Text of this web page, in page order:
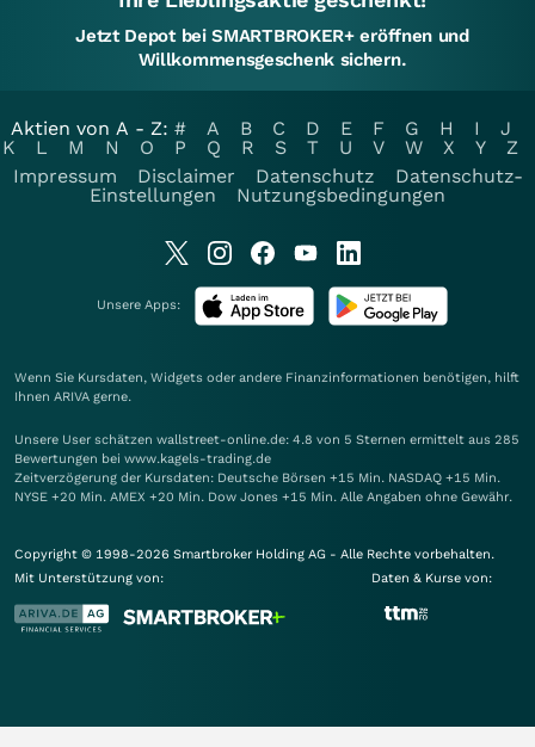
Jetzt Depot bei SMARTBROKER+ eröffnen und
Willkommensgeschenk sichern.
Aktien von A - Z: # A B C D E F G H I
J
K
L M N O P Q R S T U V W X Y
Z
Impressum
Disclaimer Datenschutz
Datenschutz-
Einstellungen
Nutzungsbedingungen
Unsere Apps:
Wenn Sie Kursdaten, Widgets oder andere Finanzinformationen benötigen, hilft
Ihnen ARIVA gerne.
Unsere User schätzen wallstreet-online.de: 4.8 von 5 Sternen ermittelt aus 285
Bewertungen bei www.kagels-trading.de
Zeitverzögerung der Kursdaten: Deutsche Börsen +15 Min. NASDAQ +15 Min.
NYSE +20 Min. AMEX +20 Min. Dow Jones +15 Min. Alle Angaben ohne Gewähr.
Copyright © 1998-2026 Smartbroker Holding AG - Alle Rechte vorbehalten.
Mit Unterstützung von:
Daten & Kurse von: